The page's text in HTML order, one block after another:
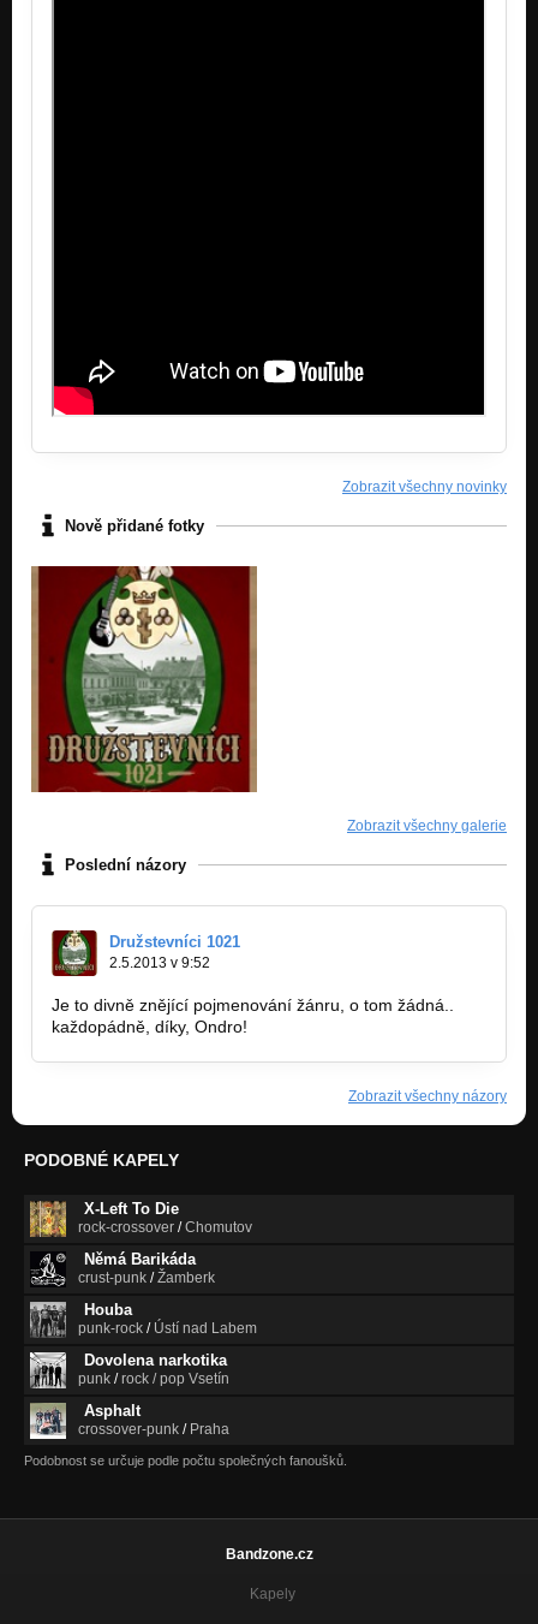
Zobrazit všechny novinky
Nově přidané fotky
Zobrazit všechny galerie
Poslední názory
Družstevníci 1021
2.5.2013 v 9:52
Je to divně znějící pojmenování žánru, o tom žádná..
každopádně, díky, Ondro!
Zobrazit všechny názory
PODOBNÉ KAPELY
X-Left To Die
rock-crossover /Chomutov
Němá Barikáda
crust-punk /Žamberk
Houba
punk-rock / Ústí nad Labem
Dovolena narkotika
punk /rock / pop Vsetín
Asphalt
crossover-punk / Praha
Podobnost se určuje podle počtu společných fanoušků.
Bandzone.cz
Kapely